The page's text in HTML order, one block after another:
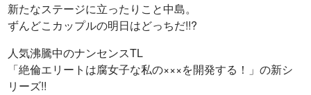
新たなステージに立ったりこと中島。
ずんどこカップルの明日はどっちだ!!?
人気沸騰中のナンセンスTL
「絶倫エリートは腐女子な私の×××を開発する！」の新シ
リーズ!!